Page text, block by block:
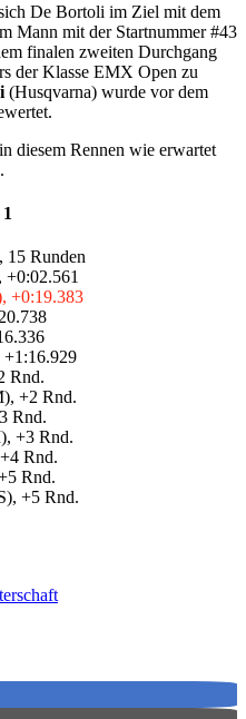
De Bortoli im Ziel mit dem
Mann mit der Startnummer #43
finalen zweiten Durchgang
der Klasse EMX Open zu
(Husqvarna) wurde vor dem
diesem Rennen wie erwartet
Runden
+0:19.383
Rnd.
+2 Rnd.
Rnd.
+3 Rnd.
Rnd.
Rnd.
+5 Rnd.